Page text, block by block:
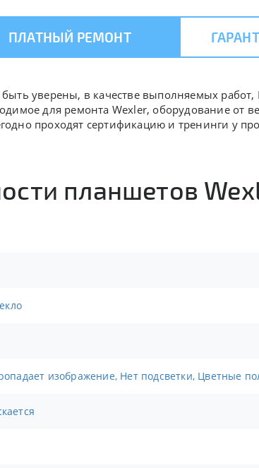
ПЛАТНЫЙ РЕМОНТ
уверены, в качестве выполняемых
для ремонта Wexler, оборудование от
проходят сертификацию и тренинги у
планшетов
изображение, Нет подсветки, Цветные